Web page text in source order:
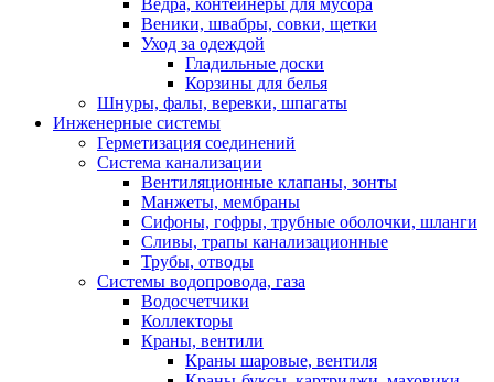
Веники, швабры, совки, щетки
Уход за одеждой
Гладильные доски
Корзины для белья
Шнуры, фалы, веревки, шпагаты
Инженерные системы
Герметизация соединений
Система канализации
Вентиляционные клапаны, зонты
Манжеты, мембраны
Сифоны, гофры, трубные оболочки, шланги
Сливы, трапы канализационные
Трубы, отводы
Системы водопровода, газа
Водосчетчики
Коллекторы
Краны, вентили
Краны шаровые, вентиля